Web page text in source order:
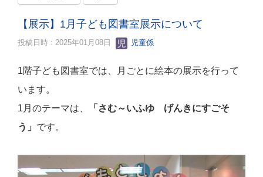
【展示】1月子ども図書室展示について
投稿日時 : 2025年01月08日 児童係
1階子ども図書室では、月ごとに絵本の展示を行って
います。
1月のテーマは、
「さむ～いふゆ げんきにすごそ
う 」 です。